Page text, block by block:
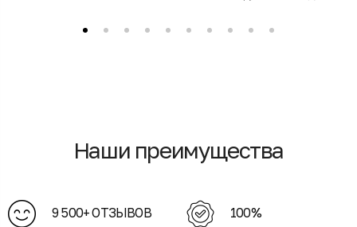
Наши преимущества
9 500+ ОТЗЫВОВ
100%